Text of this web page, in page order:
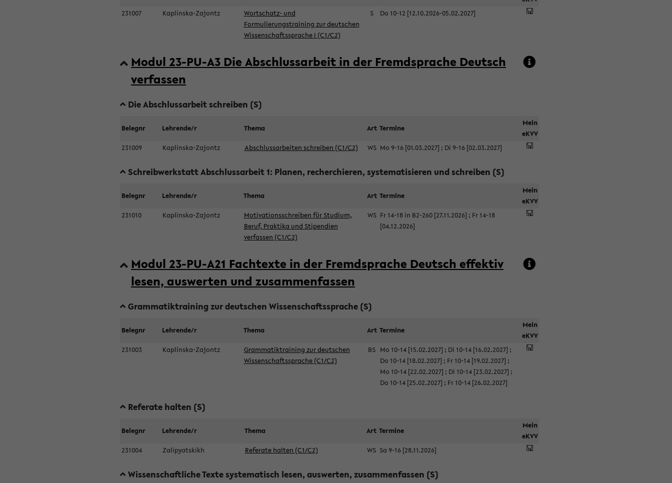
231007
Kaplinska-Zajontz
Wortschatz- und
Formulierungstraining zur deutschen
Wissenschaftssprache I (C1/C2)
S Do 10-12 [12.10.2026-05.02.2027]
Modul 23-PU-A3 Die Abschlussarbeit in der Fremdsprache Deutsch
verfassen
Die Abschlussarbeit schreiben (S)
Belegnr Lehrende/r Thema Art Termine
Mein
eKVV
231009
Kaplinska-Zajontz Abschlussarbeiten schreiben (C1/C2) WS Mo 9-16 [01.03.2027] ; Di 9-16 [02.03.2027]
Schreibwerkstatt Abschlussarbeit 1: Planen, recherchieren, systematisieren und schreiben (S)
Belegnr Lehrende/r Thema Art Termine
Mein
eKVV
231010
Kaplinska-Zajontz
Motivationsschreiben für Studium,
Beruf, Praktika und Stipendien
verfassen (C1/C2)
WS Fr 14-18 in B2-260 [27.11.2026] ; Fr 14-18
[04.12.2026]
Modul 23-PU-A21 Fachtexte in der Fremdsprache Deutsch effektiv
lesen, auswerten und zusammenfassen
Grammatiktraining zur deutschen Wissenschaftssprache (S)
Belegnr Lehrende/r Thema Art Termine
Mein
eKVV
231003
Kaplinska-Zajontz
Grammatiktraining zur deutschen
Wissenschaftssprache (C1/C2)
BS Mo 10-14 [15.02.2027] ; Di 10-14 [16.02.2027] ;
Do 10-14 [18.02.2027] ; Fr 10-14 [19.02.2027] ;
Mo 10-14 [22.02.2027] ; Di 10-14 [23.02.2027] ;
Do 10-14 [25.02.2027] ; Fr 10-14 [26.02.2027]
Referate halten (S)
Belegnr Lehrende/r Thema Art Termine
Mein
eKVV
231004
Zalipyatskikh Referate halten (C1/C2) WS Sa 9-16 [28.11.2026]
Wissenschaftliche Texte systematisch lesen, auswerten, zusammenfassen (S)